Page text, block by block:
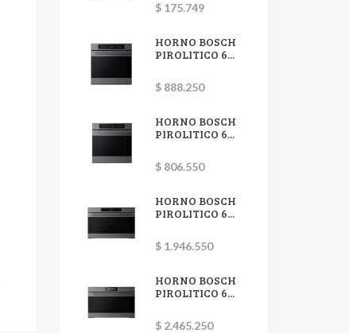
$ 175.749
HORNO BOSCH
PIROLITICO 6...
$ 888.250
HORNO BOSCH
PIROLITICO 6...
$ 806.550
HORNO BOSCH
PIROLITICO 6...
$ 1.946.550
HORNO BOSCH
PIROLITICO 6...
$ 2.465.250